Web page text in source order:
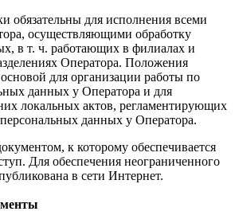
обязательны для исполнения всеми
осуществляющими обработку
в т. ч. работающих в филиалах и
Оператора. Положения
для организации работы по
данных у Оператора и для
локальных актов, регламентирующих
данных у Оператора.
к которому обеспечивается
Для обеспечения неограниченного
в сети Интернет.